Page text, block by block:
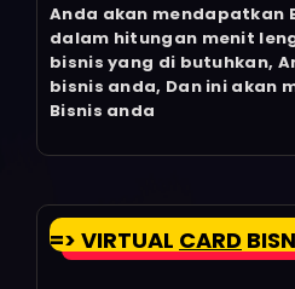
Anda akan mendapatkan
dalam hitungan menit
bisnis yang di butuhkan,
bisnis anda, Dan ini akan
Bisnis anda
=> VIRTUAL CARD